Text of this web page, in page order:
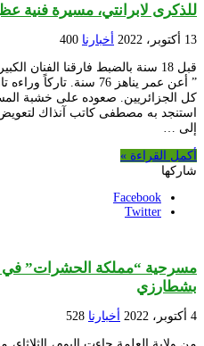
للذكرى لابرانتي، مسيرة فنية
13 أكتوبر، 2022 أخبارنا 400
قبل 18 سنة بالضبط فارقنا
” أعن عمر يناهز 76 سنة.
استنجد به مصطفى كاتب آنذاك
إلى …
أكمل القراءة »
شاركها
Facebook
Twitter
مسرحية “مملكة الحشرات”
بشطارزي
4 أكتوبر، 2022 أخبارنا 528